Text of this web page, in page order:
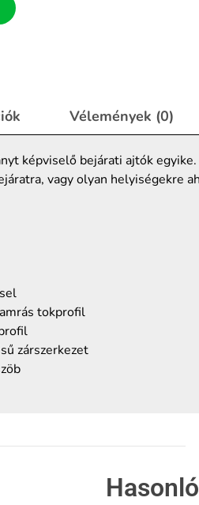
Vélemények (0)
képviselő bejárati ajtók egyike.
vagy olyan helyiségekre
tokprofil
zárszerkezet